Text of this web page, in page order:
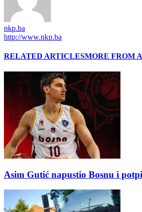
nkp.ba
http://www.nkp.ba
RELATED ARTICLESMORE FROM
Asim Gutić napustio Bosnu i